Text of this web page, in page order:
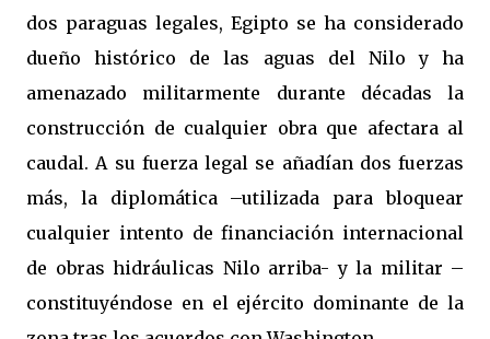
dos paraguas legales, Egipto se ha considerado
dueño histórico de las aguas del Nilo y ha
amenazado militarmente durante décadas la
construcción de cualquier obra que afectara al
caudal. A su fuerza legal se añadían dos fuerzas
más, la diplomática –utilizada para bloquear
cualquier intento de financiación internacional
de obras hidráulicas Nilo arriba- y la militar –
constituyéndose en el ejército dominante de la